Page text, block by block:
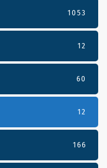
1053
12
60
12
166